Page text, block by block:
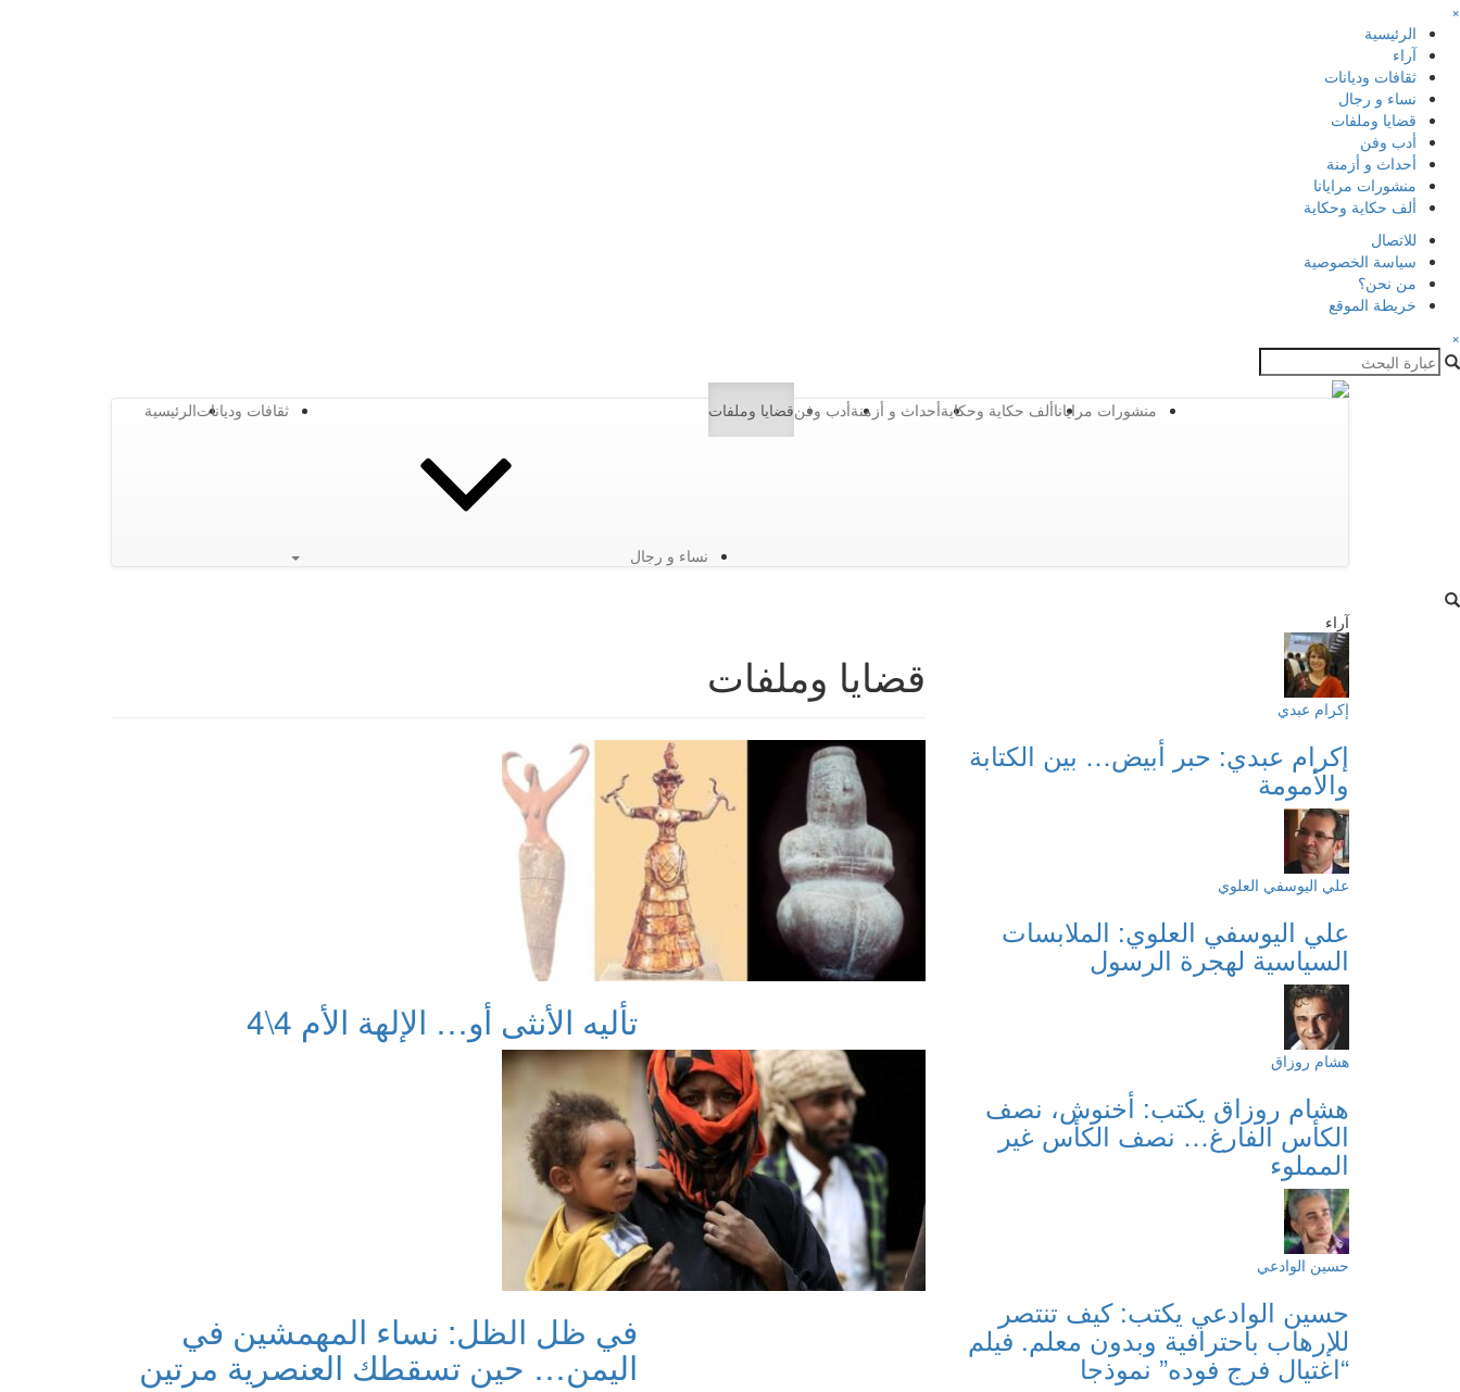
×
الرئيسية
آراء
ثقافات وديانات
نساء و رجال
قضايا وملفات
أدب وفن
أحداث و أزمنة
منشورات مرايانا
ألف حكاية وحكاية
للاتصال
سياسة الخصوصية
من نحن؟
خريطة الموقع
×
الرئيسيةثقافات وديانات
نساء و رجال
قضايا وملفاتأدب وفنأحداث و أزمنةألف حكاية وحكايةمنشورات مرايانا
قضايا وملفات
تأليه الأنثى أو… الإلهة الأم 4\4
في ظل الظل: نساء المهمشين في
اليمن… حين تسقطك العنصرية مرتين
آراء
إكرام عبدي
إكرام عبدي: حبر أبيض… بين الكتابة
والأمومة
علي اليوسفي العلوي
علي اليوسفي العلوي: الملابسات
السياسية لهجرة الرسول
هشام روزاق
هشام روزاق يكتب: أخنوش، نصف
الكأس الفارغ… نصف الكأس غير
المملوء
حسين الوادعي
حسين الوادعي يكتب: كيف تنتصر
للإرهاب باحترافية وبدون معلم. فيلم
“اغتيال فرج فوده” نموذجا